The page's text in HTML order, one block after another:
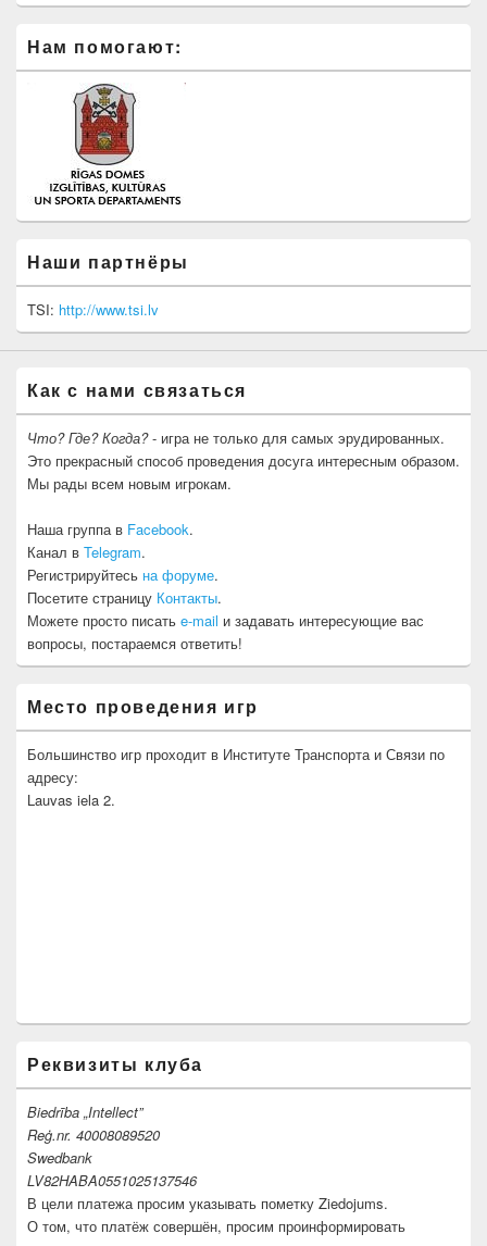
Нам помогают:
Наши партнёры
TSI: http://www.tsi.lv
Как с нами связаться
Что? Где? Когда?- игра не только для самых эрудированных.
Это прекрасный способ проведения досуга интересным образом.
Мы рады всем новым игрокам.
Наша группа в Facebook.
Канал в Telegram.
Регистрируйтесь на форуме.
Посетите страницу Контакты.
Можете просто писать e-mail и задавать интересующие вас
вопросы, постараемся ответить!
Место проведения игр
Большинство игр проходит в Институте Транспорта и Связи по
адресу:
Lauvas iela 2.
Реквизиты клуба
Biedrība „Intellect”
Reģ.nr. 40008089520
Swedbank
LV82HABA0551025137546
В цели платежа просим указывать пометку Ziedojums.
О том, что платёж совершён, просим проинформировать